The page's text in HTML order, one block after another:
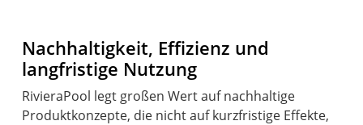
Nachhaltigkeit, Effizienz und
langfristige Nutzung
RivieraPool legt großen Wert auf nachhaltige
Produktkonzepte, die nicht auf kurzfristige Effekte,